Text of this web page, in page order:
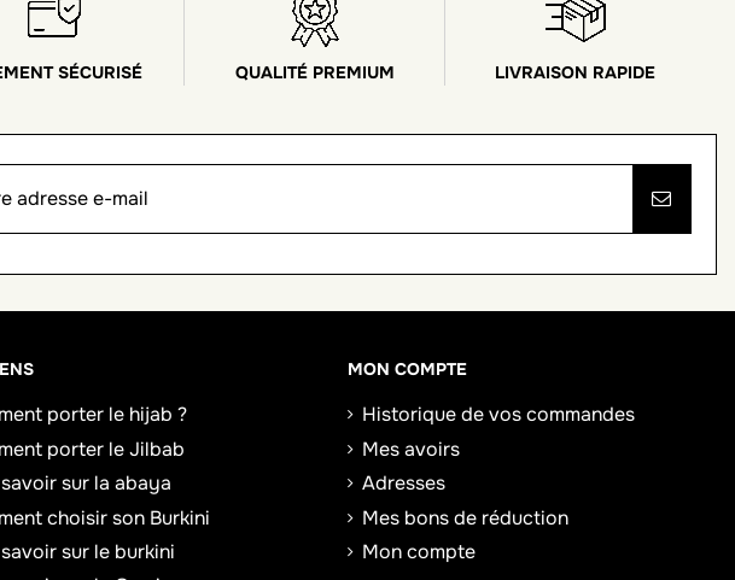
SÉCURISÉ QUALITÉ PREMIUM LIVRAISON RAPIDE
porter le hijab ?
porter le Jilbab
sur la abaya
choisir son Burkini
sur le burkini
MON COMPTE
Historique de vos commandes
Mes avoirs
Adresses
Mes bons de réduction
Mon compte